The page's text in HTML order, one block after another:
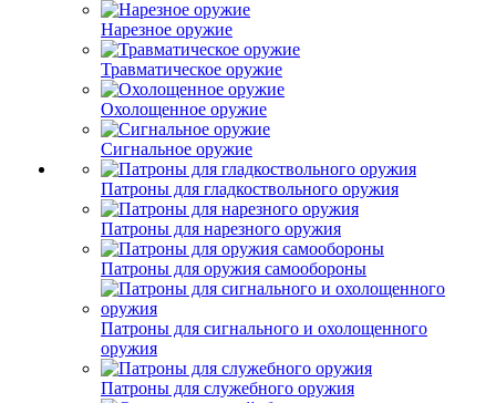
Нарезное оружие
Травматическое оружие
Охолощенное оружие
Сигнальное оружие
Патроны для гладкоствольного оружия
Патроны для нарезного оружия
Патроны для оружия самообороны
Патроны для сигнального и охолощенного
оружия
Патроны для служебного оружия